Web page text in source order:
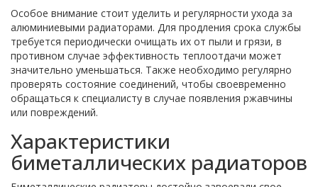
Особое внимание стоит уделить и регулярности ухода за
алюминиевыми радиаторами. Для продления срока службы
требуется периодически очищать их от пыли и грязи, в
противном случае эффективность теплоотдачи может
значительно уменьшаться. Также необходимо регулярно
проверять состояние соединений, чтобы своевременно
обращаться к специалисту в случае появления ржавчины
или повреждений.
Характеристики
биметаллических радиаторов